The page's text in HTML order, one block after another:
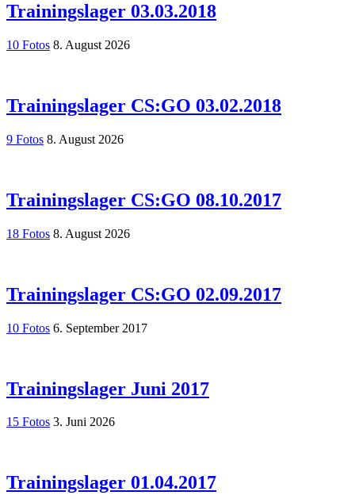
Trainingslager 03.03.2018
10 Fotos 8. August 2026
Trainingslager CS:GO 03.02.2018
9 Fotos 8. August 2026
Trainingslager CS:GO 08.10.2017
18 Fotos 8. August 2026
Trainingslager CS:GO 02.09.2017
10 Fotos 6. September 2017
Trainingslager Juni 2017
15 Fotos 3. Juni 2026
Trainingslager 01.04.2017